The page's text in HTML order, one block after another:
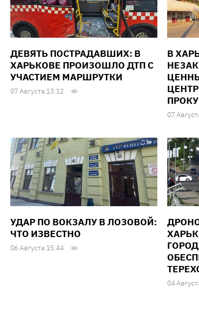
ДЕВЯТЬ ПОСТРАДАВШИХ: В
ХАРЬКОВЕ ПРОИЗОШЛО ДТП С
УЧАСТИЕМ МАРШРУТКИ
07 Августа 13:12
В
07
УДАР ПО ВОКЗАЛУ В ЛОЗОВОЙ:
ЧТО ИЗВЕСТНО
06 Августа 15:44
04